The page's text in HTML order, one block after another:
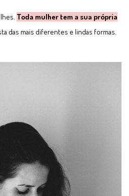
Toda mulher tem a sua própria
das mais diferentes e lindas formas.